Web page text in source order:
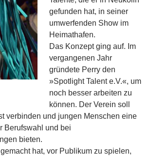
gefunden hat, in seiner
umwerfenden Show im
Heimathafen.
Das Konzept ging auf. Im
vergangenen Jahr
gründete Perry den
»Spotlight Talent e.V.«, um
noch besser arbeiten zu
können. Der Verein soll
verbinden und jungen Menschen eine
Berufswahl und bei
bieten.
hat, vor Publikum zu spielen,